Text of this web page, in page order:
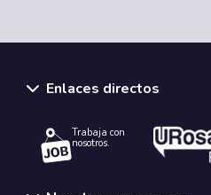
Enlaces directos
Trabaja con
nosotros.